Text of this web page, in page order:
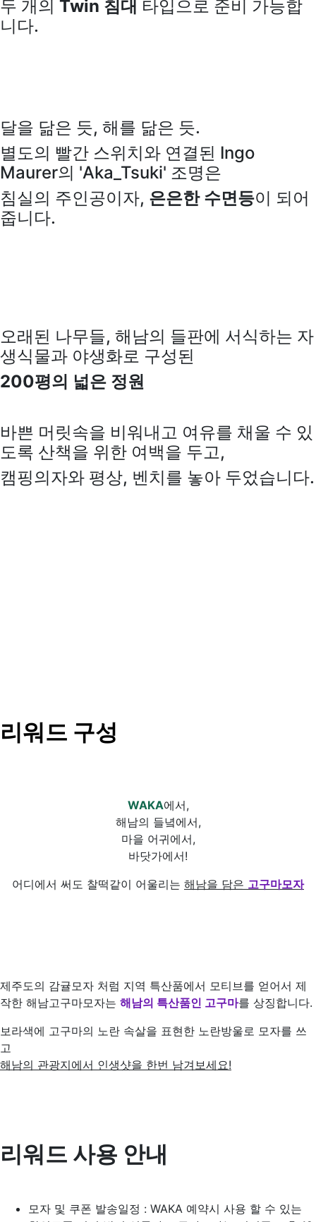
두 개의 Twin 침대 타입으로 준비 가능합
니다.
달을 닮은 듯, 해를 닮은 듯.
별도의 빨간 스위치와 연결된 Ingo
Maurer의 'Aka_Tsuki' 조명은
침실의 주인공이자, 은은한 수면등이 되어
줍니다.
오래된 나무들, 해남의 들판에 서식하는 자
생식물과 야생화로 구성된
200평의 넓은 정원
바쁜 머릿속을 비워내고 여유를 채울 수 있
도록 산책을 위한 여백을 두고,
캠핑의자와 평상, 벤치를 놓아 두었습니다.
리워드 구성
WAKA에서,
해남의 들녘에서,
마을 어귀에서,
바닷가에서!
어디에서 써도 찰떡같이 어울리는 해남을 담은 고구마모자
제주도의 감귤모자 처럼 지역 특산품에서 모티브를 얻어서 제
작한 해남고구마모자는 해남의 특산품인 고구마를 상징합니다.
보라색에 고구마의 노란 속살을 표현한 노란방울로 모자를 쓰
고
해남의 관광지에서 인생샷을 한번 남겨보세요!
리워드 사용 안내
모자 및 쿠폰 발송일정 : WAKA 예약시 사용 할 수 있는